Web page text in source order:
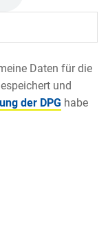
Daten für die
und
der DPG habe